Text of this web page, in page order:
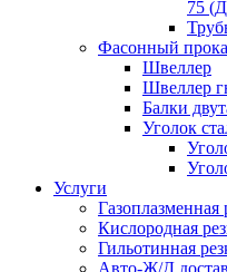
75
Фасонный
Швеллер
Швеллер
Балки
Уголок
Услуги
Газоплазменная
Кислородная
Гильотинная
Авто-Ж/Д